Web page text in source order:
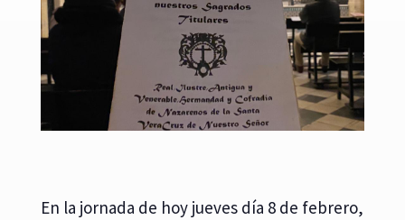
En la jornada de hoy jueves día 8 de febrero,